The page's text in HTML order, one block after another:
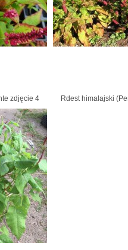
zdjęcie 4 Rdest himalajski